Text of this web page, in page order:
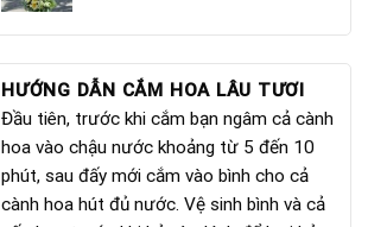
HƯỚNG DẪN CẮM HOA LÂU TƯƠI
Đầu tiên, trước khi cắm bạn ngâm cả cành
hoa vào chậu nước khoảng từ 5 đến 10
phút, sau đấy mới cắm vào bình cho cả
cành hoa hút đủ nước. Vệ sinh bình và cả